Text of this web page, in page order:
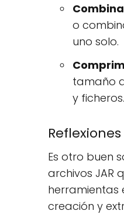
o
uno solo.
tamaño
y ficheros.
Es otro buen
archivos JAR
herramientas
creación y